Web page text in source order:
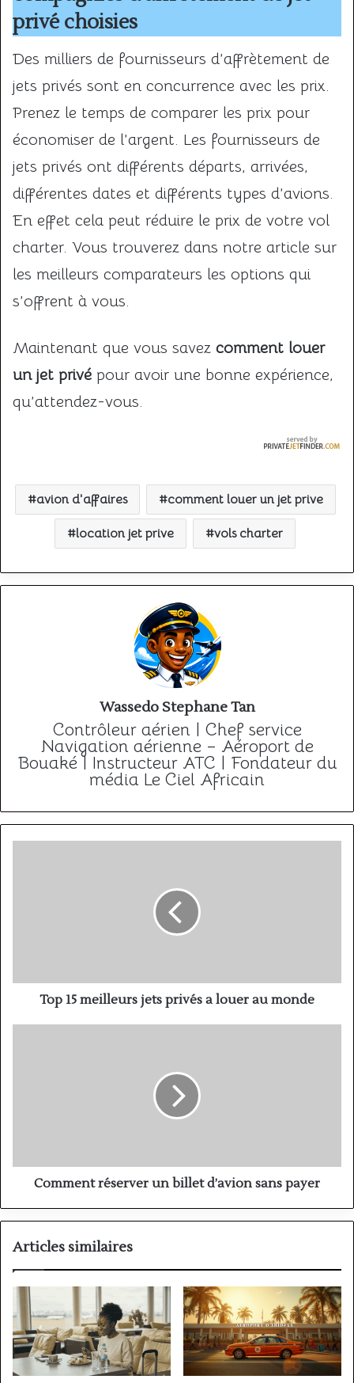
privé choisies
Des milliers de fournisseurs d’affrètement de
jets privés sont en concurrence avec les prix.
Prenez le temps de comparer les prix pour
économiser de l’argent. Les fournisseurs de
jets privés ont différents départs, arrivées,
différentes dates et différents types d’avions.
En effet cela peut réduire le prix de votre vol
charter. Vous trouverez dans notre article sur
les meilleurs comparateurs les options qui
s’offrent à vous.
Maintenant que vous savez comment louer
un jet privé pour avoir une bonne expérience,
qu’attendez-vous.
avion d'affaires comment louer un jet prive
location jet prive vols charter
Wassedo Stephane Tan
Contrôleur aérien | Chef service
Navigation aérienne – Aéroport de
Bouaké | Instructeur ATC | Fondateur du
média Le Ciel Africain
monde
Top 15 meilleurs jets privés a louer au monde
Comment réserver un billet d’avion sans payer
Articles similaires